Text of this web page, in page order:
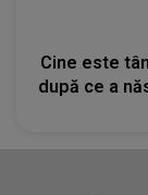
Cine este
după ce a